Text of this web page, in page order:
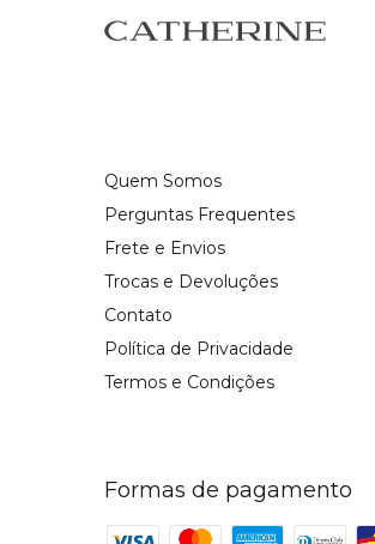
Quem Somos
Perguntas Frequentes
Frete e Envios
Trocas e Devoluções
Contato
Política de Privacidade
Termos e Condições
Formas de pagamento